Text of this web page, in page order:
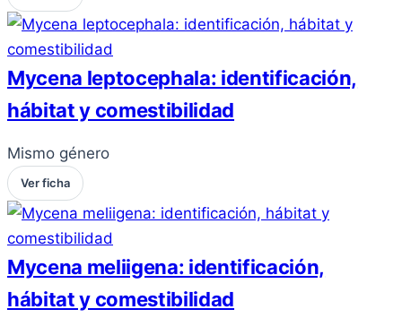
Mycena leptocephala: identificación,
hábitat y comestibilidad
Mismo género
Ver ficha
Mycena meliigena: identificación,
hábitat y comestibilidad